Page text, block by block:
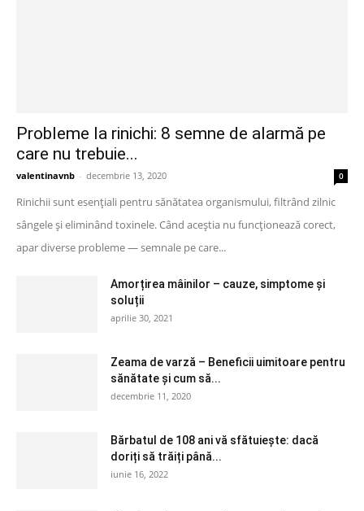
Probleme la rinichi: 8 semne de alarmă pe
care nu trebuie...
valentinavnb - decembrie 13, 2020 0
Rinichii sunt esențiali pentru sănătatea organismului, filtrând zilnic
sângele și eliminând toxinele. Când aceștia nu funcționează corect,
apar diverse probleme — semnale pe care...
Amorțirea mâinilor – cauze, simptome și
soluții
aprilie 30, 2021
Zeama de varză – Beneficii uimitoare pentru
sănătate și cum să...
decembrie 11, 2020
Bărbatul de 108 ani vă sfătuiește: dacă
doriți să trăiți până...
iunie 16, 2022